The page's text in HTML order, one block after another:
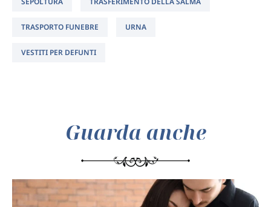
TRASPORTO FUNEBRE URNA
VESTITI PER DEFUNTI
Guarda anche